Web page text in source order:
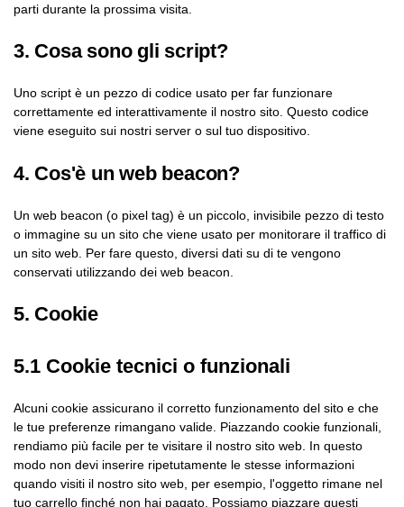
parti durante la prossima visita.
3. Cosa sono gli script?
Uno script è un pezzo di codice usato per far funzionare
correttamente ed interattivamente il nostro sito. Questo codice
viene eseguito sui nostri server o sul tuo dispositivo.
4. Cos'è un web beacon?
Un web beacon (o pixel tag) è un piccolo, invisibile pezzo di testo
o immagine su un sito che viene usato per monitorare il traffico di
un sito web. Per fare questo, diversi dati su di te vengono
conservati utilizzando dei web beacon.
5. Cookie
5.1 Cookie tecnici o funzionali
Alcuni cookie assicurano il corretto funzionamento del sito e che
le tue preferenze rimangano valide. Piazzando cookie funzionali,
rendiamo più facile per te visitare il nostro sito web. In questo
modo non devi inserire ripetutamente le stesse informazioni
quando visiti il nostro sito web, per esempio, l'oggetto rimane nel
tuo carrello finché non hai pagato. Possiamo piazzare questi